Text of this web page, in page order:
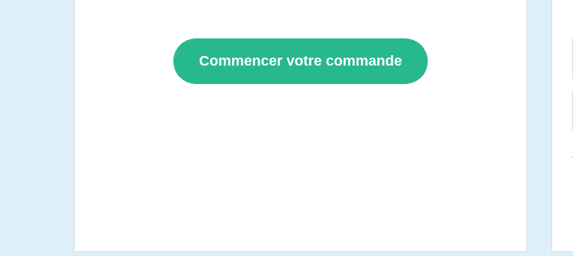
Commencer votre commande